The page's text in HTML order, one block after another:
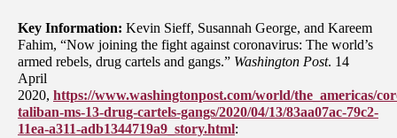
Key Information: Kevin Sieff, Susannah George, and Kareem
Fahim, “Now joining the fight against coronavirus: The world’s
armed rebels, drug cartels and gangs.” Washington Post. 14
April
2020, https://www.washingtonpost.com/world/the_americas/
taliban-ms-13-drug-cartels-gangs/2020/04/13/83aa07ac-79c2-
11ea-a311-adb1344719a9_story.html: